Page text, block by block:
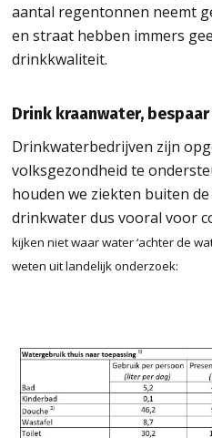
aantal regentonnen neemt
en straat hebben immers
drinkkwaliteit.
Drink kraanwater, bespaar
Drinkwaterbedrijven zijn
volksgezondheid te
houden we ziekten buiten de
drinkwater dus vooral voor
kijken niet waar water ‘achter de
weten uit landelijk onderzoek: